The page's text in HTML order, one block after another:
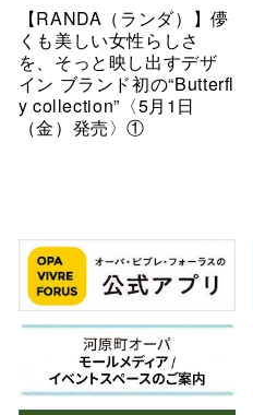
【RANDA（ランダ）】儚
くも美しい女性らしさ
を、そっと映し出すデザ
イン ブランド初の“Butterfl
y collection”〈5月1日
（金）発売〉①